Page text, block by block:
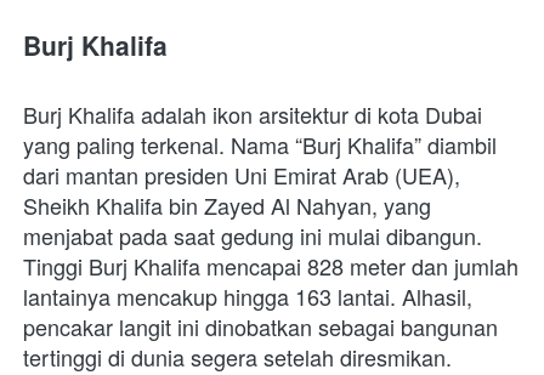
Burj Khalifa
Burj Khalifa adalah ikon arsitektur di kota Dubai
yang paling terkenal. Nama “Burj Khalifa” diambil
dari mantan presiden Uni Emirat Arab (UEA),
Sheikh Khalifa bin Zayed Al Nahyan, yang
menjabat pada saat gedung ini mulai dibangun.
Tinggi Burj Khalifa mencapai 828 meter dan jumlah
lantainya mencakup hingga 163 lantai. Alhasil,
pencakar langit ini dinobatkan sebagai bangunan
tertinggi di dunia segera setelah diresmikan.